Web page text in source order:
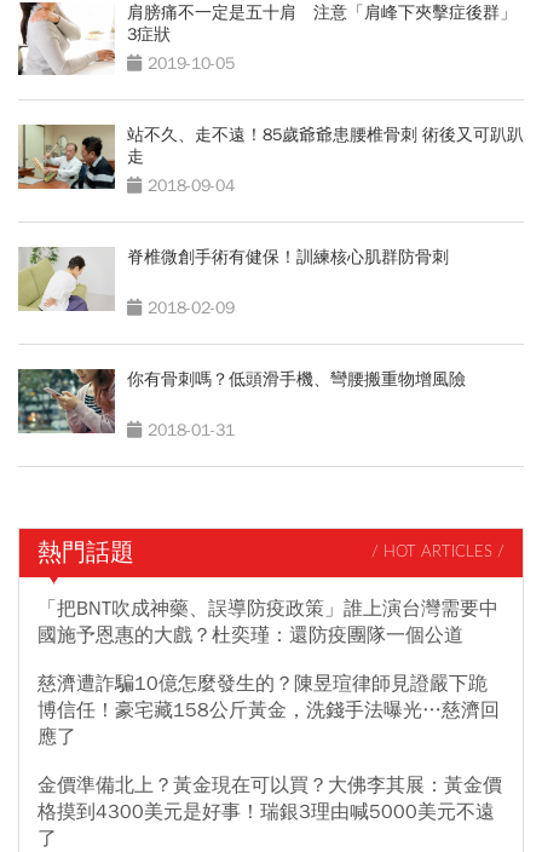
肩膀痛不一定是五十肩 注意「肩峰下夾擊症後群」
3症狀
2019-10-05
站不久、走不遠！85歲爺爺患腰椎骨刺 術後又可趴趴
走
2018-09-04
脊椎微創手術有健保！訓練核心肌群防骨刺
2018-02-09
你有骨刺嗎？低頭滑手機、彎腰搬重物增風險
2018-01-31
熱門話題 / HOT ARTICLES /
「把BNT吹成神藥、誤導防疫政策」誰上演台灣需要中
國施予恩惠的大戲？杜奕瑾：還防疫團隊一個公道
慈濟遭詐騙10億怎麼發生的？陳昱瑄律師見證嚴下跪
博信任！豪宅藏158公斤黃金，洗錢手法曝光…慈濟回
應了
金價準備北上？黃金現在可以買？大佛李其展：黃金價
格摸到4300美元是好事！瑞銀3理由喊5000美元不遠
了